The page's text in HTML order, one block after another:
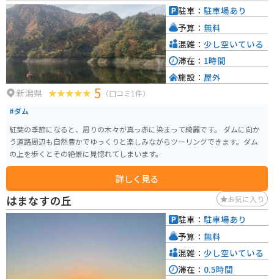
もあるので、興味のある方は足を運んでみてはいかがでしょうか。
新潟県 5 （口コミ1件）
#ダム
紅葉の季節になると、周りの木々が真っ赤に染まって綺麗です。 ダムに向か
う道路周辺も自然豊かでゆっくりと楽しみながらツーリングできます。ダム
の上を歩くとその絶景に見惚れてしまいます。
詳しく見る
駐車： 駐車場あり
予算： 無料
混雑： 少し空いている
滞在： 1時間
施設： 屋外
はまなすの丘 お気に入り
駐車： 駐車場あり
予算： 無料
混雑： 少し空いている
滞在： 0.5時間